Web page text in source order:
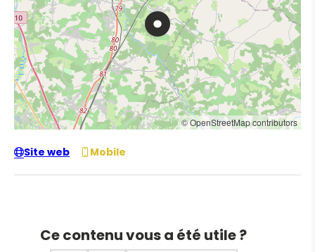
© OpenStreetMap contributors
Site web Mobile
Ce contenu vous a été utile ?